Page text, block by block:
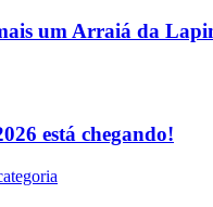
um Arraiá da
está chegando!